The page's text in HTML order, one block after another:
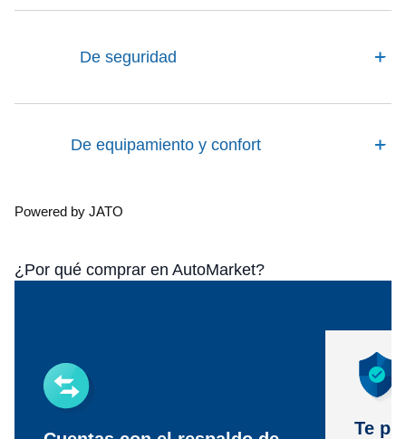
De seguridad
De equipamiento y confort
Powered by JATO
¿Por qué comprar en AutoMarket?
Te